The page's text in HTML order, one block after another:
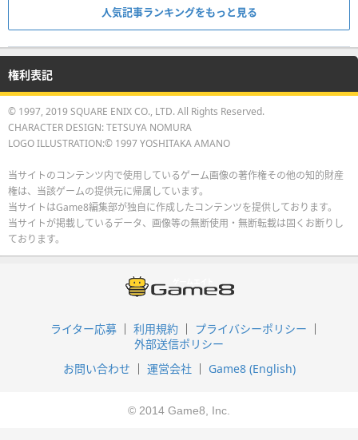
人気記事ランキングをもっと見る
権利表記
© 1997, 2019 SQUARE ENIX CO., LTD. All Rights Reserved.
CHARACTER DESIGN: TETSUYA NOMURA
LOGO ILLUSTRATION:© 1997 YOSHITAKA AMANO
当サイトのコンテンツ内で使用しているゲーム画像の著作権その他の知的財産
権は、当該ゲームの提供元に帰属しています。
当サイトはGame8編集部が独自に作成したコンテンツを提供しております。
当サイトが掲載しているデータ、画像等の無断使用・無断転載は固くお断りし
ております。
ライター応募 利用規約
プライバシーポリシー
外部送信ポリシー
お問い合わせ
運営会社 Game8 (English)
© 2014 Game8, Inc.